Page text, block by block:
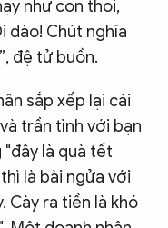
như con thoi,
dào! Chút nghĩa
đệ tử buồn.
sắp xếp lại cái
trần tình với bạn
"đây là quà tết
là bài ngửa với
Cày ra tiền là khó